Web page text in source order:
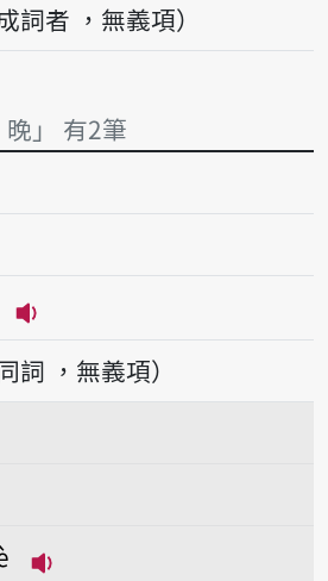
詞者 ，無義項）
」 有2筆
播放音讀buán-an
詞 ，無義項）